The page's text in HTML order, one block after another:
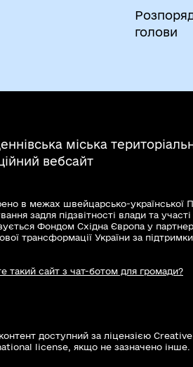
голови
міська
вебсайт
в межах швейцарсько-української
задля підзвітності влади та
Фондом Східна Європа у
трансформації України за
такий сайт з чат-ботом для громади?
доступний за ліцензією
license, якщо не зазначено інше.